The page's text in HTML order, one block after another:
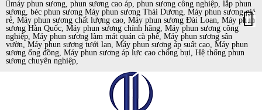
máy phun sương, phun sương cao áp, phun sương công nghiệp, lắp phun
sương, béc phun sương Máy phun sương Thái Dương, Máy phun sương giá
rẻ, Máy phun sương chất lượng cao, Máy phun sương Đài Loan, Máy phun
sương Hàn Quốc, Máy phun sương chính hãng, Máy phun sương công
nghiệp, Máy phun sương làm mát quán cà phê, Máy phun sương sân
vườn, Máy phun sương tưới lan, Máy phun sương áp suất cao, Máy phun
sương ống đồng, Máy phun sương áp lực cao chống bụi, Hệ thống phun
sương chuyên nghiệp,